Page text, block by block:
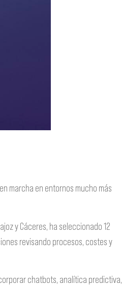
marcha en entornos mucho más
y Cáceres, ha seleccionado 12
revisando procesos, costes y
chatbots, analítica predictiva,